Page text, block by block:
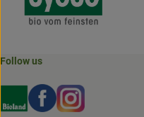
Follow us
Externer Link zu
Externer Link zu
Externer